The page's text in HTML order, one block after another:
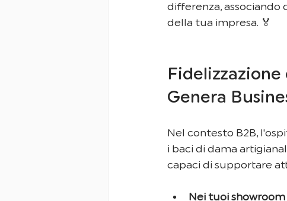
differenza, associando
della tua impresa. 🏅
Genera
Nel contesto B2B,
i baci di dama
capaci di supportare
Nei tuoi